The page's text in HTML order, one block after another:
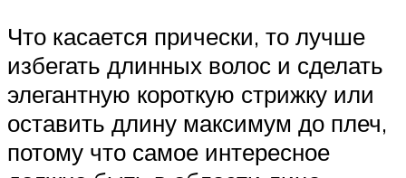
Что касается прически, то лучше
избегать длинных волос и сделать
элегантную короткую стрижку или
оставить длину максимум до плеч,
потому что самое интересное